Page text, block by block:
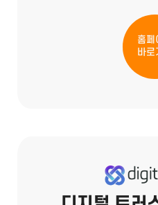
홈페
바로